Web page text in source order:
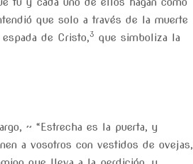
que solo a través de la muerte
de Cristo,3 que simboliza la
~ “Estrecha es la puerta, y
a vosotros con vestidos de ovejas,